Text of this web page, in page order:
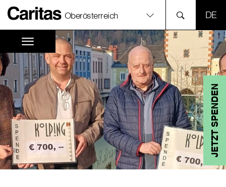
Oberösterreich
JETZT SPENDEN